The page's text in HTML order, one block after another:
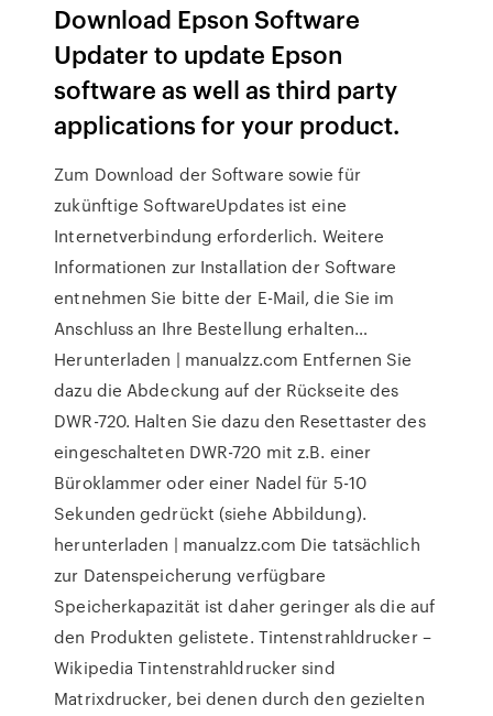
Download Epson Software
Updater to update Epson
software as well as third party
applications for your product.
Zum Download der Software sowie für
zukünftige SoftwareUpdates ist eine
Internetverbindung erforderlich. Weitere
Informationen zur Installation der Software
entnehmen Sie bitte der E-Mail, die Sie im
Anschluss an Ihre Bestellung erhalten…
Herunterladen | manualzz.com Entfernen Sie
dazu die Abdeckung auf der Rückseite des
DWR-720. Halten Sie dazu den Resettaster des
eingeschalteten DWR-720 mit z.B. einer
Büroklammer oder einer Nadel für 5-10
Sekunden gedrückt (siehe Abbildung).
herunterladen | manualzz.com Die tatsächlich
zur Datenspeicherung verfügbare
Speicherkapazität ist daher geringer als die auf
den Produkten gelistete. Tintenstrahldrucker –
Wikipedia Tintenstrahldrucker sind
Matrixdrucker, bei denen durch den gezielten